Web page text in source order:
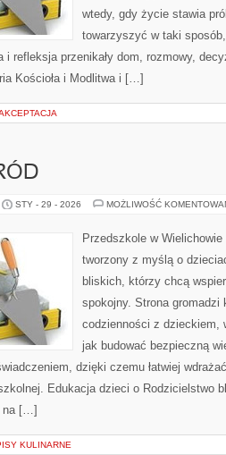
wtedy, gdy życie stawia
towarzyszyć w taki
i refleksja przenikały dom, rozmowy,
Kościoła i Modlitwa i […]
STY - 29 - 2026 MOŻLIWOŚĆ
Przedszkole w
tworzony z myślą o
bliskich, którzy chcą
spokojny. Strona gromadzi
codzienności z dzieckiem,
jak budować bezpieczną
dzięki czemu łatwiej
Edukacja dzieci o Rodzicielstwo
na […]
KULINARNE